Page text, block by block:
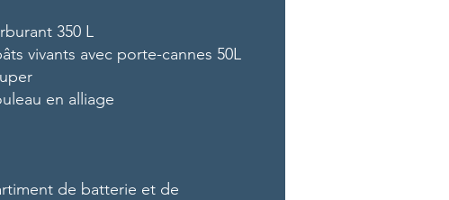
350 L
vivants avec porte-cannes 50L
en alliage
de batterie et de